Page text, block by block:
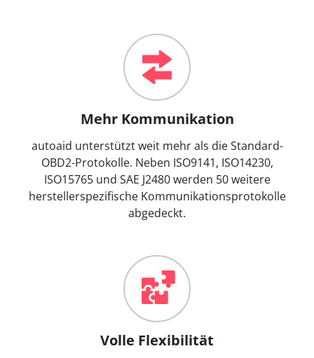
Mehr Kommunikation
autoaid unterstützt weit mehr als die Standard-
OBD2-Protokolle. Neben ISO9141, ISO14230,
ISO15765 und SAE J2480 werden 50 weitere
herstellerspezifische Kommunikationsprotokolle
abgedeckt.
Volle Flexibilität